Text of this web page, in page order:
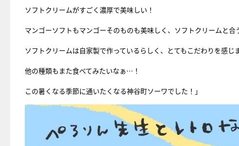
ソフトクリームがすごく濃厚で美味しい！
マンゴーソフトもマンゴーそのものも美味しく、ソフトクリームと合
ソフトクリームは自家製で作っているらしく、とてもこだわりを感じ
他の種類もまた食べてみたいなぁ…！
この暑くなる季節に通いたくなる神谷町ソーワでした！」